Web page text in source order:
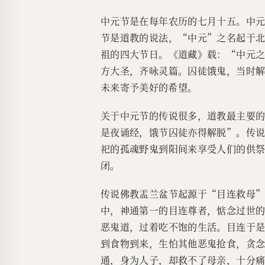
中元节是在每年农历的七月十五。
节是道教的说法，“中元”之名起于
祖的四大节日。《道藏》载：“中元
方大圣，齐咏灵篇。囚徒饿鬼，当时
未来寄予美好的希望。
关于中元节的传说很多，道教最主要
是夜诵经，饿节囚徒亦得解脱”。传
祀的孤魂野鬼到阳间来享受人们的供
闭。
传说佛教盂兰盆节起源于“目连救母
中，神通第一的目连尊者，惦念过世
恶鬼道，过着吃不饱的生活。目连于
到食物到来，生怕其他恶鬼抢食，贪
通，身为人子，却救不了母亲，十分